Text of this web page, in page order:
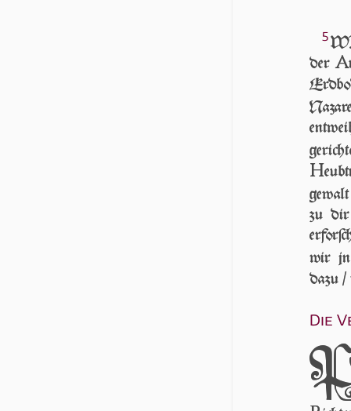
5
derA
H
zu dir
wir
dazu /
Die